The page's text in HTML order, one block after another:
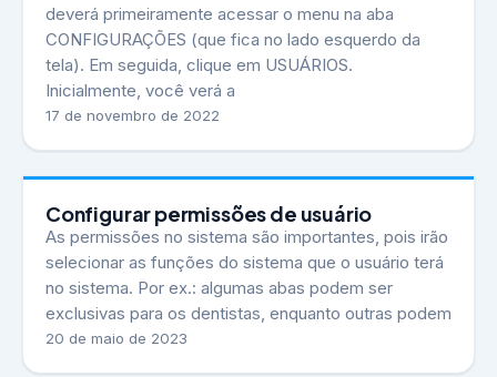
deverá primeiramente acessar o menu na aba
CONFIGURAÇÕES (que fica no lado esquerdo da
tela). Em seguida, clique em USUÁRIOS.
Inicialmente, você verá a
17 de novembro de 2022
Configurar permissões de usuário
As permissões no sistema são importantes, pois irão
selecionar as funções do sistema que o usuário terá
no sistema. Por ex.: algumas abas podem ser
exclusivas para os dentistas, enquanto outras podem
20 de maio de 2023